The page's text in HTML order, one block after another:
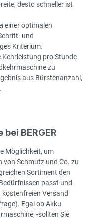
desto schneller ist
einer optimalen
und
Kriterium.
Kehrleistung pro Stunde
zu
aus Bürstenanzahl,
BERGER
Möglichkeit, um
von Schmutz und Co. zu
Sortiment den
passt und
kostenfreien Versand
Egal ob Akku
-sollten Sie